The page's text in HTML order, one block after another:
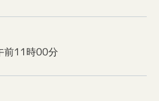
前11時00分